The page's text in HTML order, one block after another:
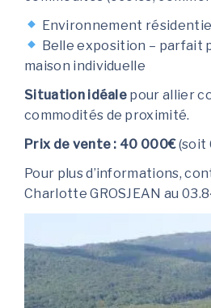
Environnement
Belle exposition – parfait
maison individuelle
Situation idéale pour allier
commodités de proximité.
Prix de vente : 40 000€(soit
Pour plus d’informations,
Charlotte GROSJEAN au